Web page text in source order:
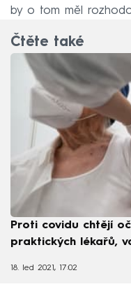
by o tom měl
Čtěte také
Proti covidu chtějí
praktických lékařů,
18. led 2021, 17:02